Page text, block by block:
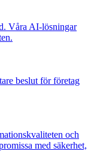
Våra AI-lösningar
beslut för företag
och
med säkerhet,